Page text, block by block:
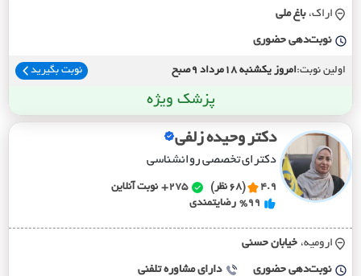
اراک، باغ ملي
نوبت‌دهی حضوری
اولین نوبت:امروز یکشنبه 18مرداد 9صبح نوبت بگیرید
پزشک ویژه
دکتر وحیده زلفی
دکترای تخصصی روانشناسی
4.9 (68 نظر) 275+
نوبت آنلاین
%99 رضایتمندی
ارومیه، خيابان حسني
نوبت‌دهی حضوری دارای مشاوره تلفنی